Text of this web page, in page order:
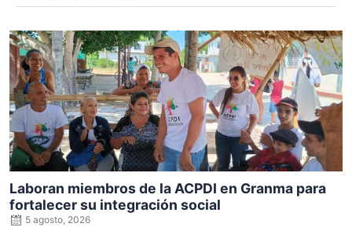
Laboran miembros de la ACPDI en Granma para
fortalecer su integración social
Posted
on
5 agosto, 2026